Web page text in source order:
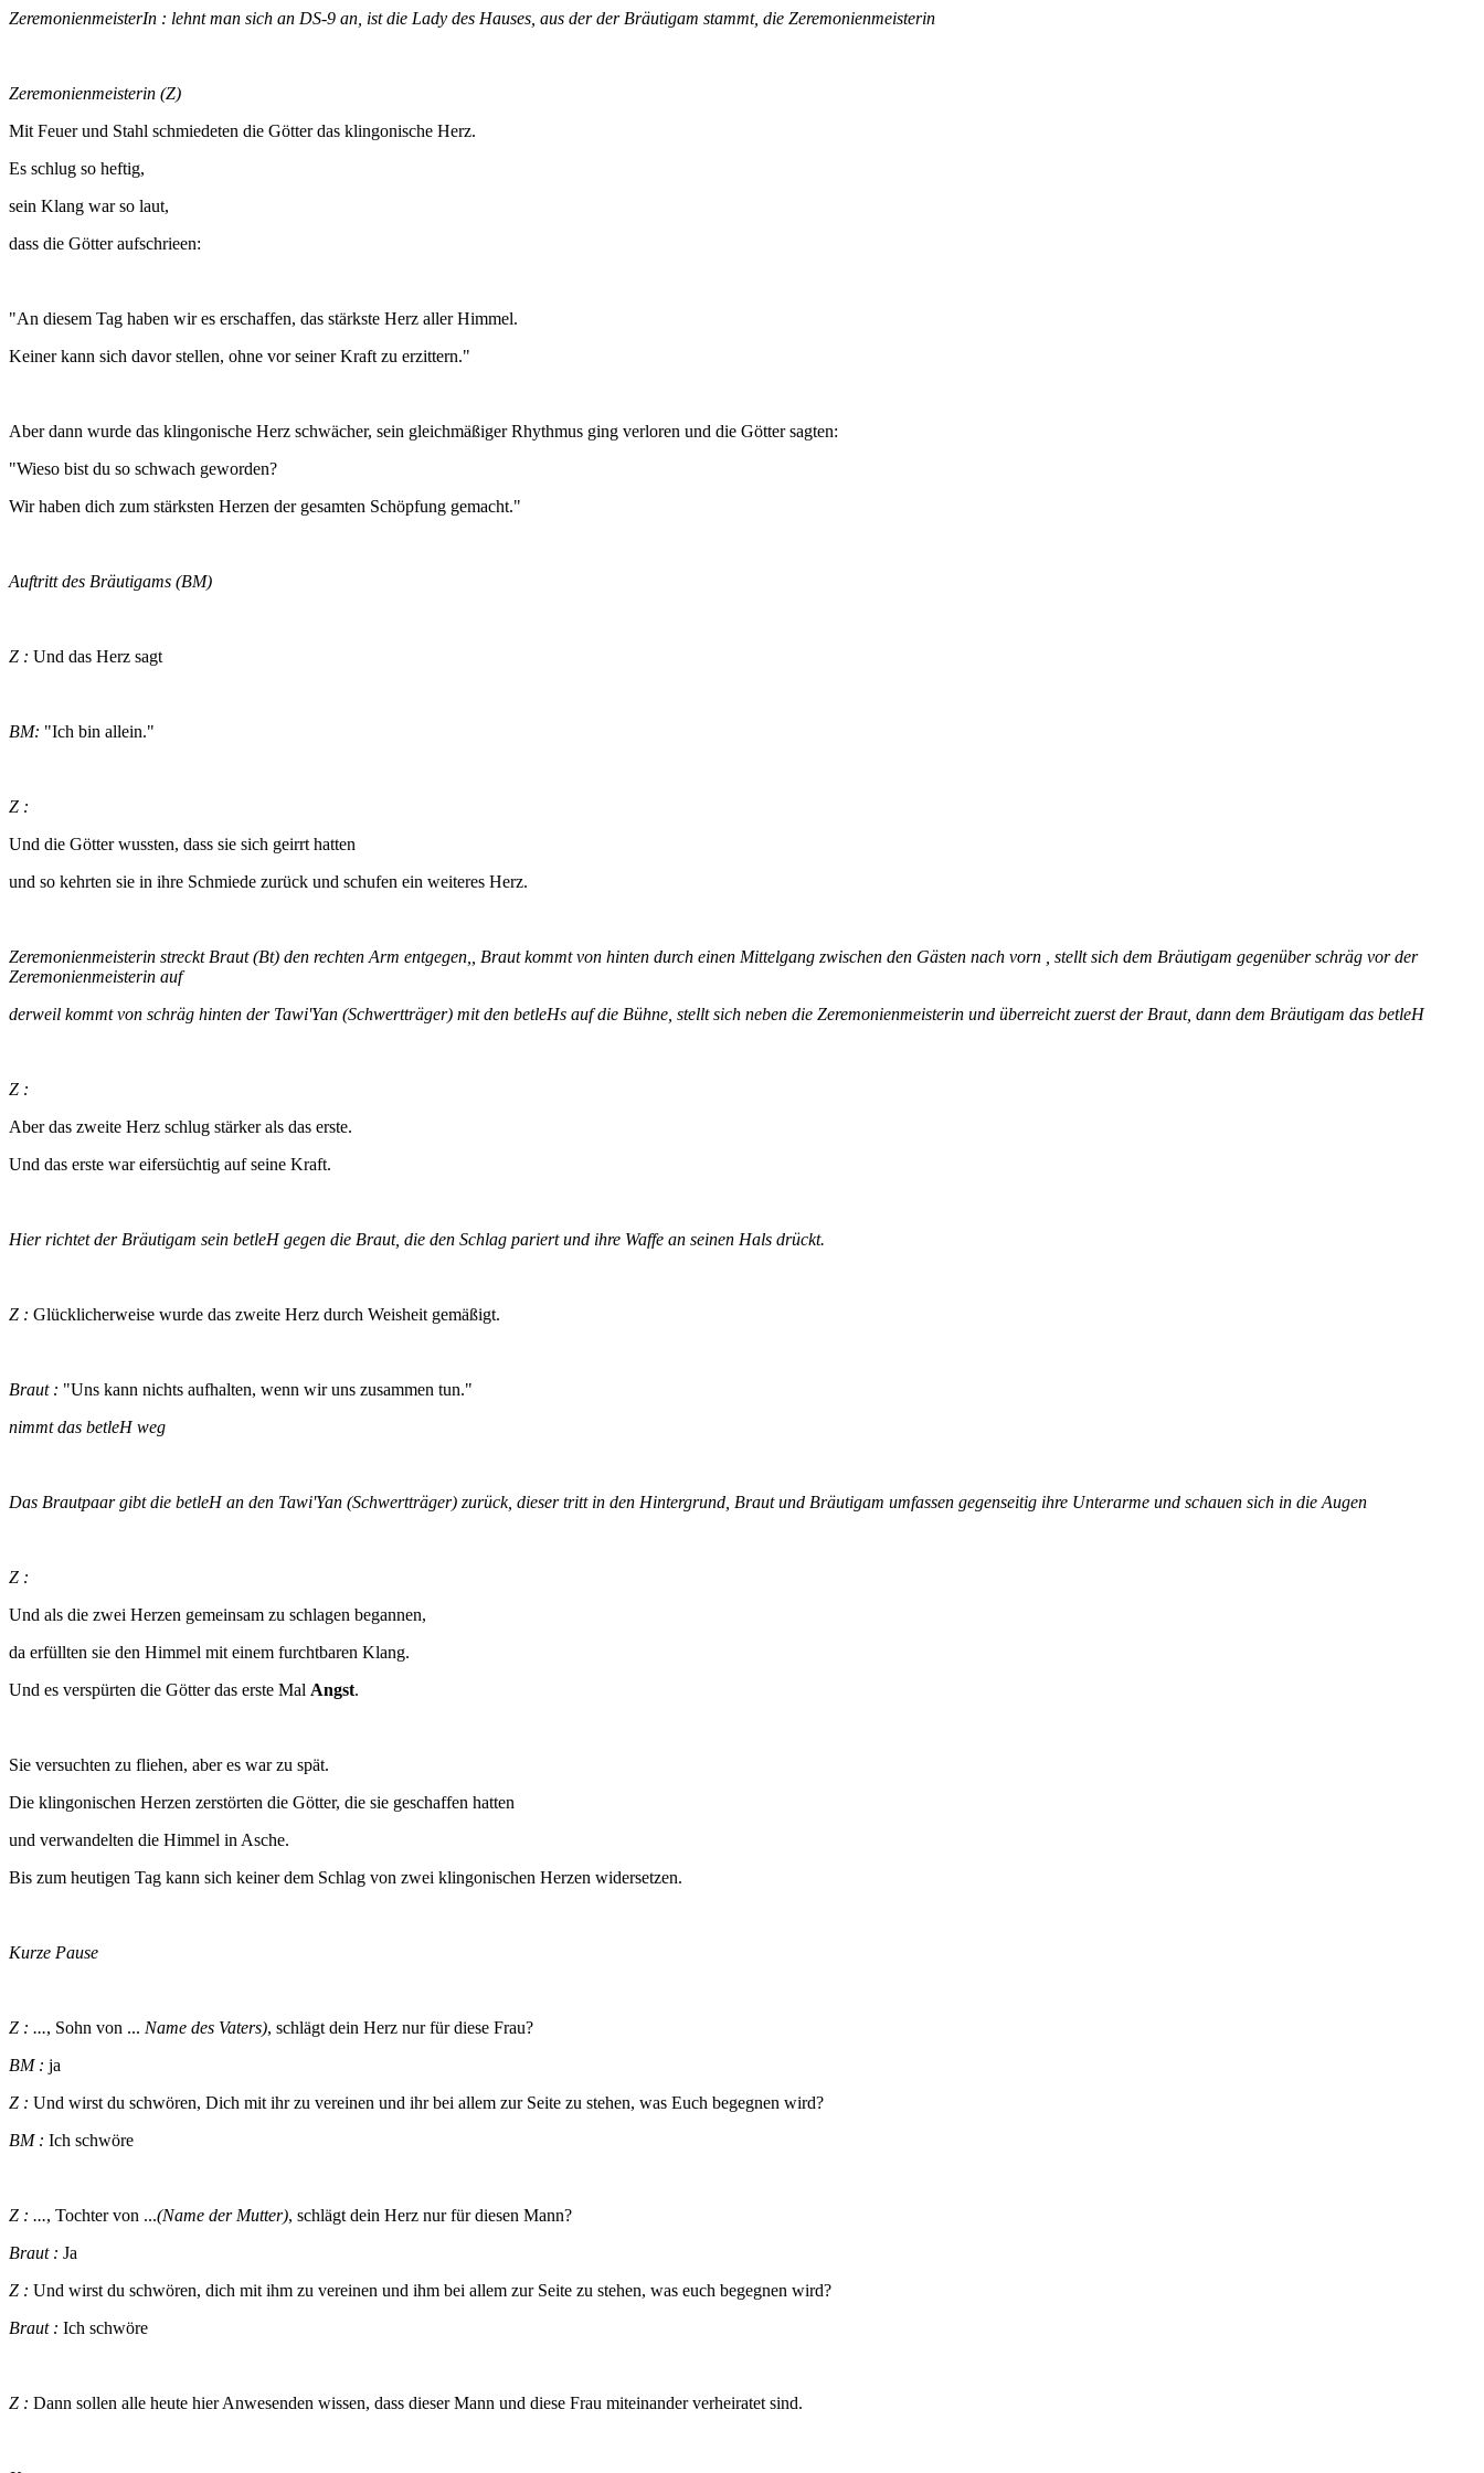
ZeremonienmeisterIn : lehnt man sich an DS-9 an, ist die Lady des Hauses, aus der der Bräutigam stammt, die Zeremonienmeisterin
Zeremonienmeisterin (Z)
Mit Feuer und Stahl schmiedeten die Götter das klingonische Herz.
Es schlug so heftig,
sein Klang war so laut,
dass die Götter aufschrieen:
"An diesem Tag haben wir es erschaffen, das stärkste Herz aller Himmel.
Keiner kann sich davor stellen, ohne vor seiner Kraft zu erzittern."
Aber dann wurde das klingonische Herz schwächer, sein gleichmäßiger Rhythmus ging verloren und die Götter sagten:
"Wieso bist du so schwach geworden?
Wir haben dich zum stärksten Herzen der gesamten Schöpfung gemacht."
Auftritt des Bräutigams (BM)
Z : Und das Herz sagt
BM: "Ich bin allein."
Z :
Und die Götter wussten, dass sie sich geirrt hatten
und so kehrten sie in ihre Schmiede zurück und schufen ein weiteres Herz.
Zeremonienmeisterin streckt Braut (Bt) den rechten Arm entgegen,, Braut kommt von hinten durch einen Mittelgang zwischen den Gästen nach vorn , stellt sich dem Bräutigam gegenüber schräg vor der
Zeremonienmeisterin auf
derweil kommt von schräg hinten der Tawi'Yan (Schwertträger) mit den betleHs auf die Bühne, stellt sich neben die Zeremonienmeisterin und überreicht zuerst der Braut, dann dem Bräutigam das betleH
Z :
Aber das zweite Herz schlug stärker als das erste.
Und das erste war eifersüchtig auf seine Kraft.
Hier richtet der Bräutigam sein betleH gegen die Braut, die den Schlag pariert und ihre Waffe an seinen Hals drückt.
Z : Glücklicherweise wurde das zweite Herz durch Weisheit gemäßigt.
Braut : "Uns kann nichts aufhalten, wenn wir uns zusammen tun."
nimmt das betleH weg
Das Brautpaar gibt die betleH an den Tawi'Yan (Schwertträger) zurück, dieser tritt in den Hintergrund, Braut und Bräutigam umfassen gegenseitig ihre Unterarme und schauen sich in die Augen
Z :
Und als die zwei Herzen gemeinsam zu schlagen begannen,
da erfüllten sie den Himmel mit einem furchtbaren Klang.
Und es verspürten die Götter das erste Mal Angst.
Sie versuchten zu fliehen, aber es war zu spät.
Die klingonischen Herzen zerstörten die Götter, die sie geschaffen hatten
und verwandelten die Himmel in Asche.
Bis zum heutigen Tag kann sich keiner dem Schlag von zwei klingonischen Herzen widersetzen.
Kurze Pause
Z : ..., Sohn von ... Name des Vaters), schlägt dein Herz nur für diese Frau?
BM : ja
Z : Und wirst du schwören, Dich mit ihr zu vereinen und ihr bei allem zur Seite zu stehen, was Euch begegnen wird?
BM : Ich schwöre
Z : ..., Tochter von ...(Name der Mutter), schlägt dein Herz nur für diesen Mann?
Braut : Ja
Z : Und wirst du schwören, dich mit ihm zu vereinen und ihm bei allem zur Seite zu stehen, was euch begegnen wird?
Braut : Ich schwöre
Z : Dann sollen alle heute hier Anwesenden wissen, dass dieser Mann und diese Frau miteinander verheiratet sind.